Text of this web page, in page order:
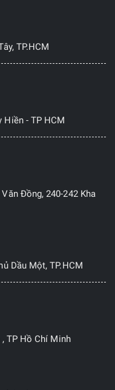
AI trong nhà. Với
hình lớn như 3D Map
của các thiết bị kết
Người
Energy và Chế độ
cao trải nghiệm
bớt căng thẳng trong
TP.HCM
Hiền - TP HCM
Đồng, 240-242 Kha
Dầu Một, TP.HCM
TP Hồ Chí Minh